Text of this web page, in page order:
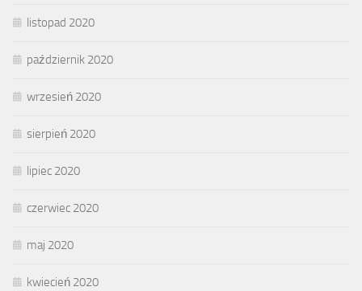
listopad 2020
październik 2020
wrzesień 2020
sierpień 2020
lipiec 2020
czerwiec 2020
maj 2020
kwiecień 2020